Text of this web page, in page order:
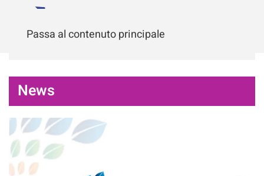
Passa al contenuto principale
News